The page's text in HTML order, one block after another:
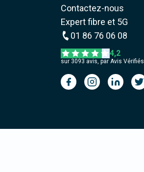
Contactez-nous
Expert fibre et 5G
01 86 76 06 08
4,2
sur 3093 avis, par Avis Vérifiés